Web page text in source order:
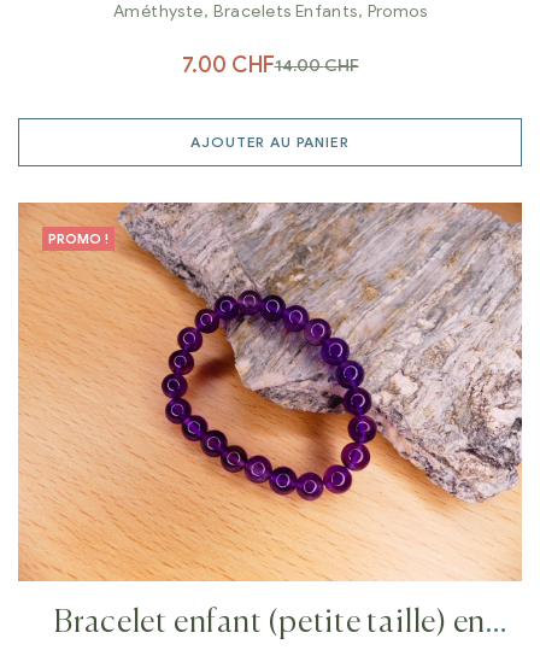
Améthyste, Bracelets Enfants, Promos
14.00CHF
7.00 CHF
AJOUTER AU PANIER
PROMO !
Bracelet enfant (petite taille) en